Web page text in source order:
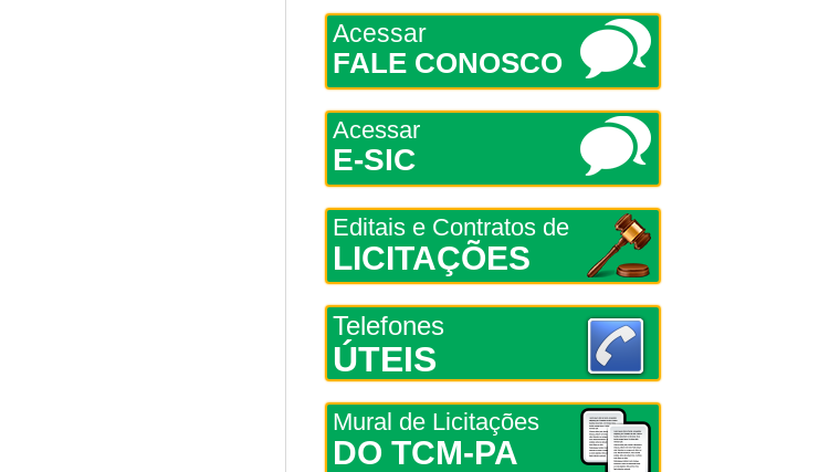
Acessar
FALE CONOSCO
Acessar
E-SIC
Editais e Contratos de
LICITAÇÕES
Telefones
ÚTEIS
Mural de Licitações
DO TCM-PA